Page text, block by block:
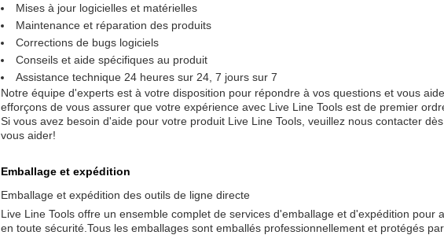
Mises à jour logicielles et matérielles
Maintenance et réparation des produits
Corrections de bugs logiciels
Conseils et aide spécifiques au produit
Assistance technique 24 heures sur 24, 7 jours sur 7
Notre équipe d'experts est à votre disposition pour répondre à vos questions et vous
efforçons de vous assurer que votre expérience avec Live Line Tools est de premier
Si vous avez besoin d'aide pour votre produit Live Line Tools, veuillez nous contacter
vous aider!
Emballage et expédition
Emballage et expédition des outils de ligne directe
Live Line Tools offre un ensemble complet de services d'emballage et d'expédition pour
en toute sécurité.Tous les emballages sont emballés professionnellement et protégés